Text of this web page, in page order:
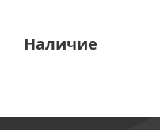
Наличие